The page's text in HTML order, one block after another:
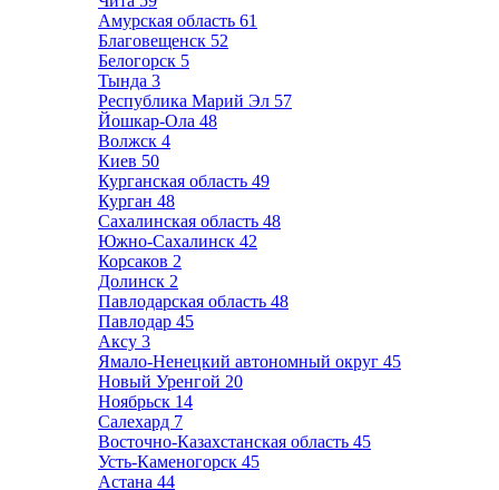
Амурская область 61
Благовещенск 52
Белогорск 5
Тында 3
Республика Марий Эл 57
Йошкар-Ола 48
Волжск 4
Киев 50
Курганская область 49
Курган 48
Сахалинская область 48
Южно-Сахалинск 42
Корсаков 2
Долинск 2
Павлодарская область 48
Павлодар 45
Аксу 3
Ямало-Ненецкий автономный округ 45
Новый Уренгой 20
Ноябрьск 14
Салехард 7
Восточно-Казахстанская область 45
Усть-Каменогорск 45
Астана 44